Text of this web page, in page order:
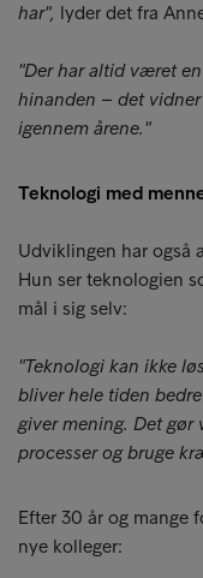
har", lyder det fra
"Der har altid været
hinanden – det
igennem årene."
Teknologi med
Udviklingen har også
Hun ser teknologien
mål i sig selv:
"Teknologi kan ikke
bliver hele tiden
giver mening. Det gør
processer og bruge
Efter 30 år og mange
nye kolleger: